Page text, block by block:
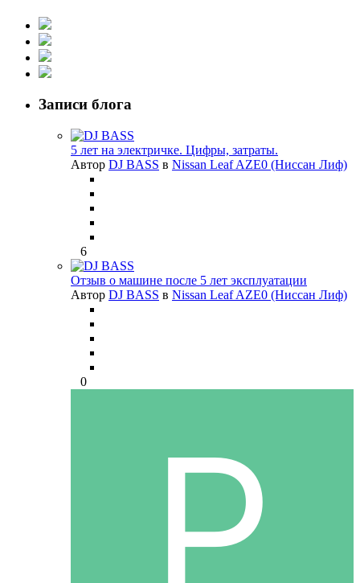
Записи блога
5 лет на электричке. Цифры, затраты.
Автор DJ BASS в Nissan Leaf AZE0 (Ниссан Лиф)
6
Отзыв о машине после 5 лет эксплуатации
Автор DJ BASS в Nissan Leaf AZE0 (Ниссан Лиф)
0